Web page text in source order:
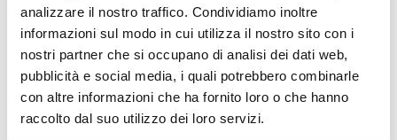
analizzare il nostro traffico. Condividiamo inoltre
informazioni sul modo in cui utilizza il nostro sito con i
nostri partner che si occupano di analisi dei dati web,
pubblicità e social media, i quali potrebbero combinarle
con altre informazioni che ha fornito loro o che hanno
raccolto dal suo utilizzo dei loro servizi.